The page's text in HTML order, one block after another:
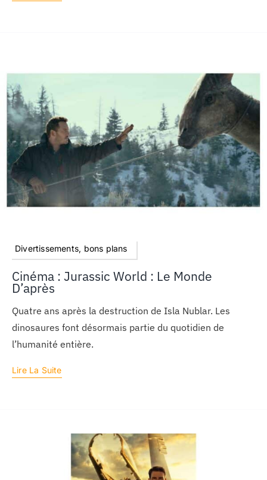
Divertissements, bons plans
Cinéma : Jurassic World : Le Monde
D’après
Quatre ans après la destruction de Isla Nublar. Les
dinosaures font désormais partie du quotidien de
l’humanité entière.
Lire La Suite